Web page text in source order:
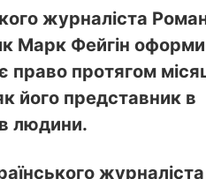
журналіста
Марк Фейгін
право протягом
його представник в
людини.